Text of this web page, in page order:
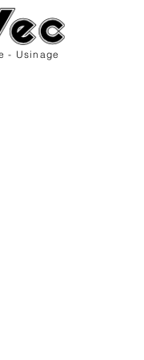
- Usinage